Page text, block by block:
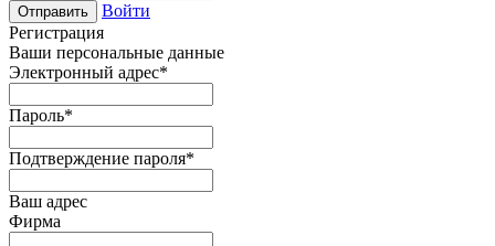
Отправить
Войти
Регистрация
Ваши персональные данные
Электронный адрес*
Пароль*
Подтверждение пароля*
Ваш адрес
Фирма